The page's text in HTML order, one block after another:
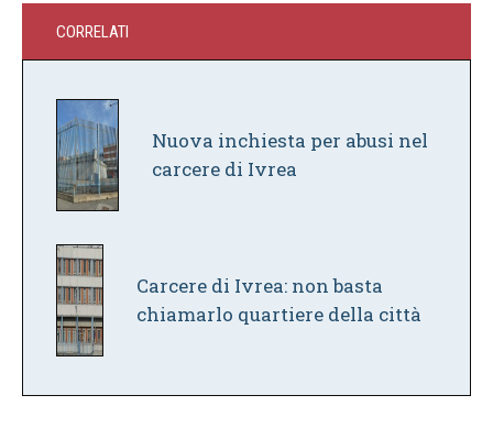
CORRELATI
Nuova inchiesta per abusi nel
carcere di Ivrea
Carcere di Ivrea: non basta
chiamarlo quartiere della città